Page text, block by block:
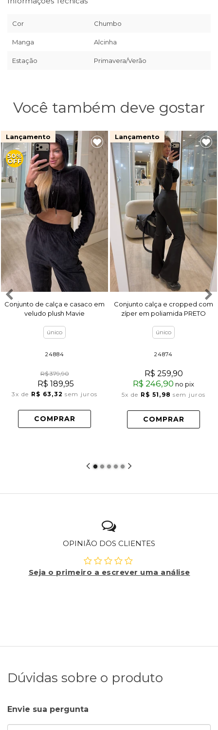
Cor Chumbo
Manga Alcinha
Estação Primavera/Verão
Você também deve gostar
Lançamento
50%
OFF
Conjunto de calça e casaco em
veludo plush Mavie
único
24884
R$ 379,90
R$ 189,95
3x de R$ 63,32 sem juros
COMPRAR
Lançamento
Conjunto calça e cropped com
zíper em poliamida PRETO
único
24874
R$ 259,90
R$ 246,90 no pix
5x de R$ 51,98 sem juros
COMPRAR
OPINIÃO DOS CLIENTES
Seja o primeiro a escrever uma análise
Dúvidas sobre o produto
Envie sua pergunta